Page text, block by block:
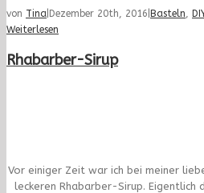
von Tina Dezember 20th, 2016 Basteln DIY
Weiterlesen
Rhabarber-Sirup
Vor einiger Zeit war ich bei meiner
leckeren Rhabarber-Sirup. Eigentlich